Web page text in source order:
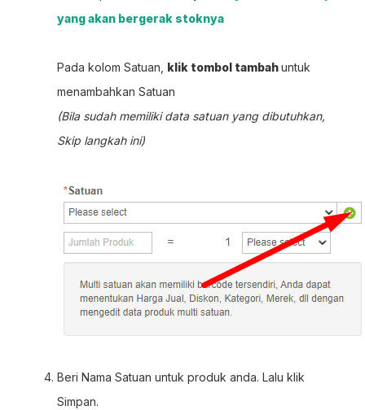
yang akan bergerak stoknya
Pada kolom Satuan, klik tombol tambahuntuk
menambahkan Satuan
(Bila sudah memiliki data satuan yang dibutuhkan,
Skip langkah ini)
Beri Nama Satuan untuk produk anda. Lalu klik
Simpan.